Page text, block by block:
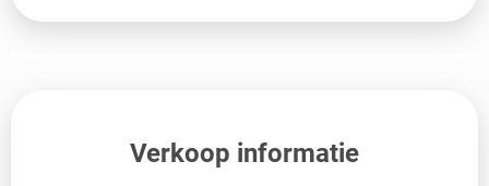
Verkoop informatie